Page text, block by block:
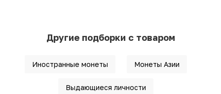
Другие подборки с товаром
Иностранные монеты Монеты Азии
Выдающиеся личности